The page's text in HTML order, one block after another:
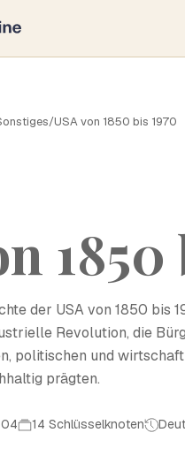
/USA von 1850 bis 1970
1850
der USA von 1850 bis
Revolution, die
politischen und
prägten.
14 Schlüsselknoten